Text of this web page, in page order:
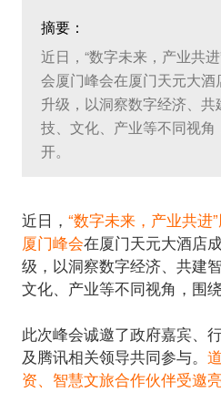
摘要：
近日，“数字未来，产业共
会厦门峰会在厦门天元大
升级，以洞察数字经济、
技、文化、产业等不同视
开。
近日， “数字未来，产业共进
厦门峰会在厦门天元大酒店
级，以洞察数字经济、共建
文化、产业等不同视角，围
此次峰会诚邀了政府嘉宾、
及腾讯相关领导共同参与。
资、智慧文旅合作伙伴受邀亮